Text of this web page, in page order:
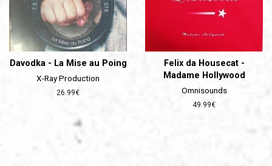
Davodka - La Mise au Poing
X-Ray Production
Prix
26.99€
Felix da Housecat -
Madame Hollywood
Omnisounds
Prix
49.99€